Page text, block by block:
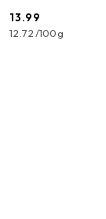
Cena:
13.99
12.72/100g